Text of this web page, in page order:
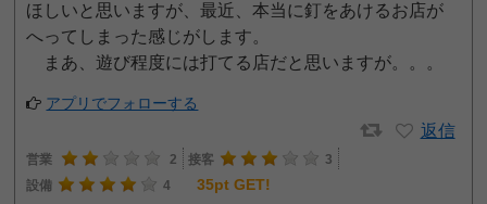
ほしいと思いますが、最近、本当に釘をあけるお店が
へってしまった感じがします。
まあ、遊び程度には打てる店だと思いますが。。。
アプリでフォローする
返信
営業 2 接客
3
設備
4 35pt GET!